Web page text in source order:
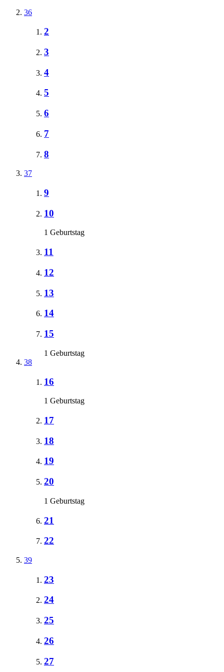
36
2
3
4
5
6
7
8
37
9
10
1 Geburtstag
11
12
13
14
15
1 Geburtstag
38
16
1 Geburtstag
17
18
19
20
1 Geburtstag
21
22
39
23
24
25
26
27